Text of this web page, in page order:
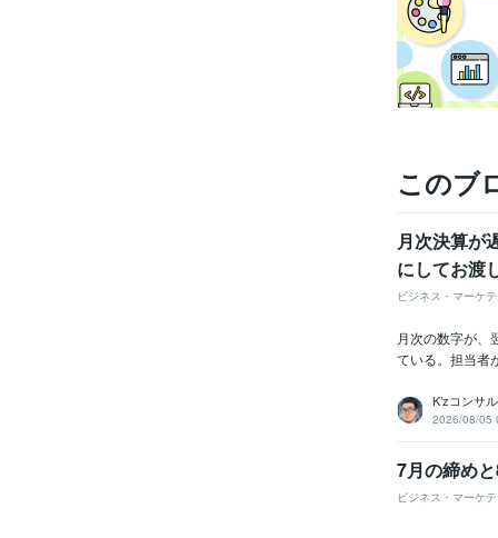
このブ
月次決算が
にしてお渡
ビジネス・マーケ
月次の数字が、
ている。担当者
K’zコンサ
2026/08/05
7月の締め
ビジネス・マーケ